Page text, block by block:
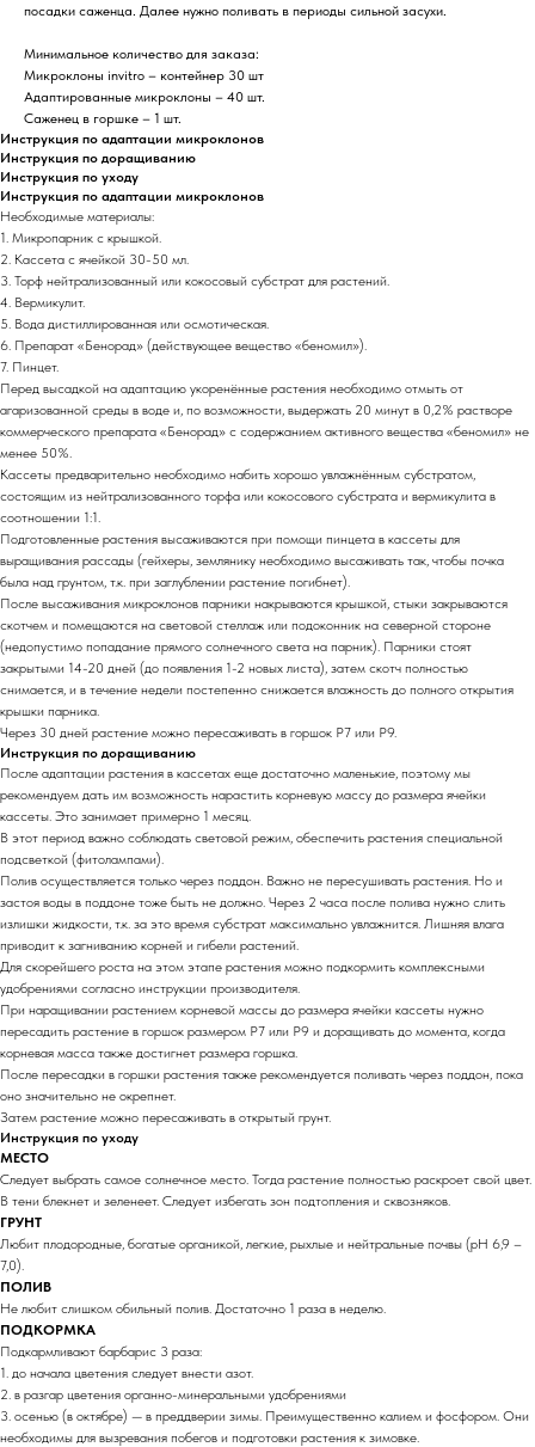
посадки саженца. Далее нужно поливать в периоды сильной засухи.
Минимальное количество для заказа:
Микроклоны invitro – контейнер 30 шт
Адаптированные микроклоны – 40 шт.
Саженец в горшке – 1 шт.
Инструкция по адаптации микроклонов
Инструкция по доращиванию
Инструкция по уходу
Инструкция по адаптации микроклонов
Необходимые материалы:
1. Микропарник с крышкой.
2. Кассета с ячейкой 30-50 мл.
3. Торф нейтрализованный или кокосовый субстрат для растений.
4. Вермикулит.
5. Вода дистиллированная или осмотическая.
6. Препарат «Бенорад» (действующее вещество «беномил»).
7. Пинцет.
Перед высадкой на адаптацию укоренённые растения необходимо отмыть от
агаризованной среды в воде и, по возможности, выдержать 20 минут в 0,2% растворе
коммерческого препарата «Бенорад» с содержанием активного вещества «беномил» не
менее 50%.
Кассеты предварительно необходимо набить хорошо увлажнённым субстратом,
состоящим из нейтрализованного торфа или кокосового субстрата и вермикулита в
соотношении 1:1.
Подготовленные растения высаживаются при помощи пинцета в кассеты для
выращивания рассады (гейхеры, землянику необходимо высаживать так, чтобы почка
была над грунтом, т.к. при заглублении растение погибнет).
После высаживания микроклонов парники накрываются крышкой, стыки закрываются
скотчем и помещаются на световой стеллаж или подоконник на северной стороне
(недопустимо попадание прямого солнечного света на парник). Парники стоят
закрытыми 14-20 дней (до появления 1-2 новых листа), затем скотч полностью
снимается, и в течение недели постепенно снижается влажность до полного открытия
крышки парника.
Через 30 дней растение можно пересаживать в горшок Р7 или Р9.
Инструкция по доращиванию
После адаптации растения в кассетах еще достаточно маленькие, поэтому мы
рекомендуем дать им возможность нарастить корневую массу до размера ячейки
кассеты. Это занимает примерно 1 месяц.
В этот период важно соблюдать световой режим, обеспечить растения специальной
подсветкой (фитолампами).
Полив осуществляется только через поддон. Важно не пересушивать растения. Но и
застоя воды в поддоне тоже быть не должно. Через 2 часа после полива нужно слить
излишки жидкости, т.к. за это время субстрат максимально увлажнится. Лишняя влага
приводит к загниванию корней и гибели растений.
Для скорейшего роста на этом этапе растения можно подкормить комплексными
удобрениями согласно инструкции производителя.
При наращивании растением корневой массы до размера ячейки кассеты нужно
пересадить растение в горшок размером Р7 или Р9 и доращивать до момента, когда
корневая масса также достигнет размера горшка.
После пересадки в горшки растения также рекомендуется поливать через поддон, пока
оно значительно не окрепнет.
Затем растение можно пересаживать в открытый грунт.
Инструкция по уходу
МЕСТО
Следует выбрать самое солнечное место. Тогда растение полностью раскроет свой цвет.
В тени блекнет и зеленеет. Следует избегать зон подтопления и сквозняков.
ГРУНТ
Любит плодородные, богатые органикой, легкие, рыхлые и нейтральные почвы (рН 6,9 –
7,0).
ПОЛИВ
Не любит слишком обильный полив. Достаточно 1 раза в неделю.
ПОДКОРМКА
Подкармливают барбарис 3 раза:
1. до начала цветения следует внести азот.
2. в разгар цветения органно-минеральными удобрениями
3. осенью (в октябре) — в преддверии зимы. Преимущественно калием и фосфором. Они
необходимы для вызревания побегов и подготовки растения к зимовке.